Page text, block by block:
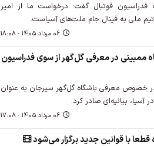
فوتبال گفت: درخواست ما از امیر
ملی به فینال جام ملت‌های آسیاست.
06 مرداد 1405 - 18:08
ممبینی در معرفی گل‌گهر از سوی فدراسیون
خصوص معرفی باشگاه گل‌گهر سیرجان به عنوان
آسیا، بیانیه‌ای صادر کرد.
06 مرداد 1405 - 17:08
قطعا با قوانین جدید برگزار می‌شود